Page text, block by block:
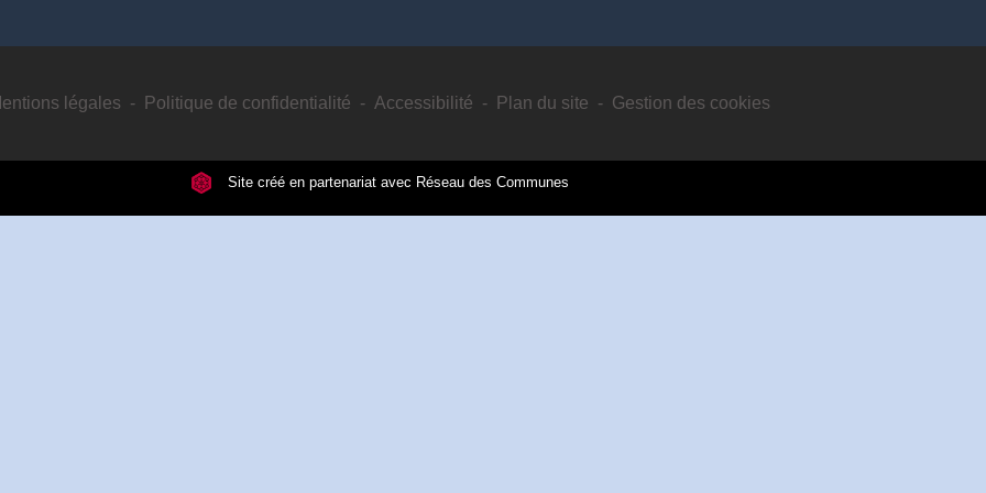
légales - Politique de confidentialité - Accessibilité - Plan du site - Gestion des cookies
Site créé en partenariat avec Réseau des Communes